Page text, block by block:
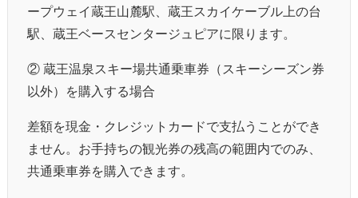
ープウェイ蔵王山麓駅、蔵王スカイケーブル上の台
駅、蔵王ベースセンタージュピアに限ります。
② 蔵王温泉スキー場共通乗車券（スキーシーズン券
以外）を購入する場合
差額を現金・クレジットカードで支払うことができ
ません。お手持ちの観光券の残高の範囲内でのみ、
共通乗車券を購入できます。